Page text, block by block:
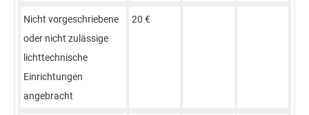
Nicht vorgeschriebene
oder nicht zulässige
lichttechnische
Einrichtungen
angebracht
20 €